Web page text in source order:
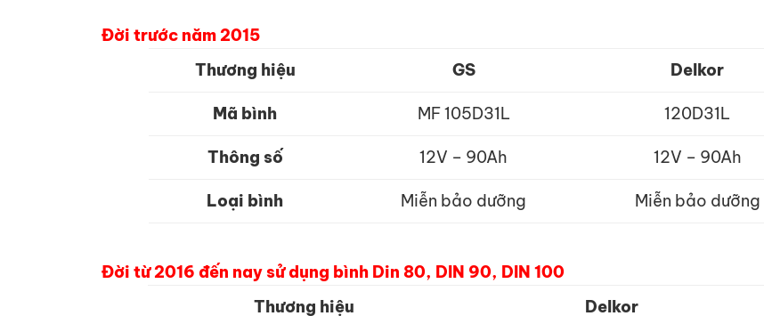
Đời trước năm 2015
Thương hiệu
GS Delkor
Mã bình MF 105D31L 120D31L
Thông số 12V – 90Ah 12V – 90Ah
Loại bình Miễn bảo dưỡng Miễn bảo dưỡng
Đời từ2016 đến nay sử dụng bình Din 80, DIN 90, DIN 100
Thương hiệu
Delkor